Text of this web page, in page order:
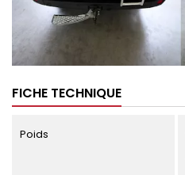
FICHE TECHNIQUE
Poids